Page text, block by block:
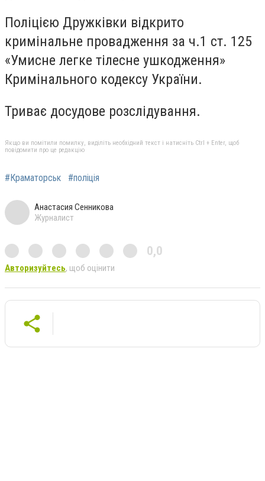
Поліцією Дружківки відкрито
кримінальне провадження за ч.1 ст. 125
«Умисне легке тілесне ушкодження»
Кримінального кодексу України.
Триває досудове розслідування.
Якщо ви помітили помилку, виділіть необхідний текст і натисніть Ctrl + Enter, щоб
повідомити про це редакцію
#Краматорськ #поліція
Анастасия Сенникова
Журналист
0,0
Авторизуйтесь, щоб оцінити